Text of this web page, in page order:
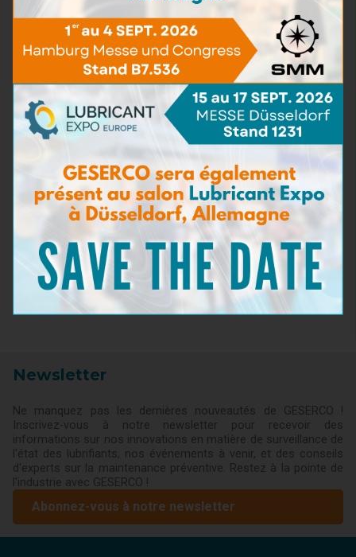
(1)
Teneur en Fer
Teneur en imbrûlés
Détergence
Capacité de dispersion (2)
Bactéries & Moisissures (3)
Présence d'eau de mer
Dilution
Densité
Kits de prélèvement
Kits de test pour huiles moteur
Kits de test pour huiles industrielles et
hydrauliques
Kits de test pour fluides d’usinage
Kits de test pour fluides de refroidissement
Kits de test pour carburants
Kits de test pour fluides aéronautiques
Accessoires de test
Pack de recharge
Newsletter
Ne manquez pas les dernières nouveautés de GESERCO !
Inscrivez-vous à notre newsletter pour recevoir des
informations sur nos innovations en matière de surveillance de
l'état des lubrifiants, nos événements à venir, et des conseils
d'experts sur la maintenance préventive. Restez à la pointe de
l'industrie avec GESERCO !
Abonnez-vous à notre newsletter